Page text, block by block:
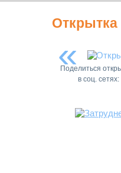
«
Поделиться
в соц. сетях: